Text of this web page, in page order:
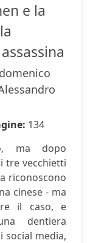
e la
134
ma dopo
tre vecchietti
riconoscono
cinese - ma
il caso, e
dentiera
social media,